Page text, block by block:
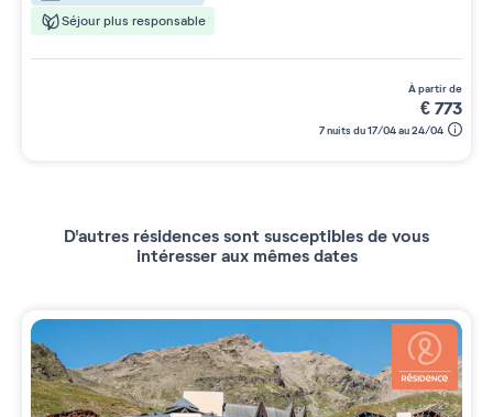
Séjour plus responsable
à partir de
€773
7 nuits du 17/04 au 24/04
D'autres résidences sont susceptibles de vous
intéresser aux mêmes dates